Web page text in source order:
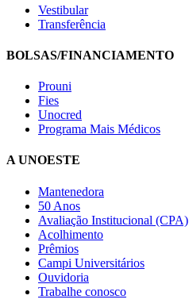
Vestibular
Transferência
BOLSAS/FINANCIAMENTO
Prouni
Fies
Unocred
Programa Mais Médicos
A UNOESTE
Mantenedora
50 Anos
Avaliação Institucional (CPA)
Acolhimento
Prêmios
Campi Universitários
Ouvidoria
Trabalhe conosco